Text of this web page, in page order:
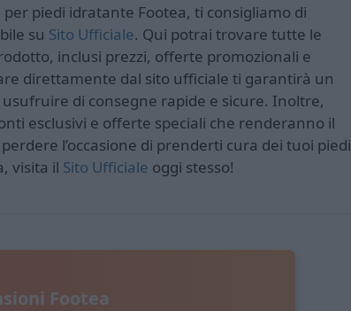
piedi idratante Footea, ti consigliamo di
su Sito Ufficiale. Qui potrai trovare tutte le
inclusi prezzi, offerte promozionali e
direttamente dal sito ufficiale ti garantirà un
di consegne rapide e sicure. Inoltre,
esclusivi e offerte speciali che renderanno il
l’occasione di prenderti cura dei tuoi piedi
visita il Sito Ufficiale oggi stesso!
Footea